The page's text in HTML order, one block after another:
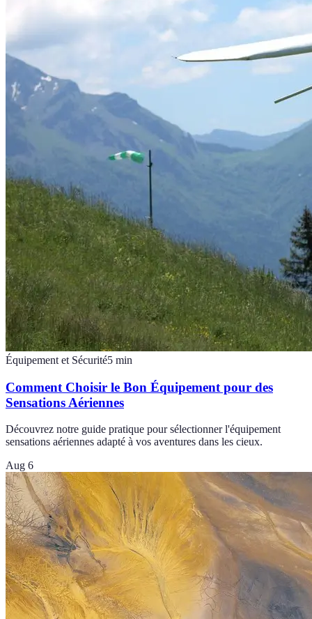
Équipement et Sécurité5 min
Comment Choisir le Bon Équipement pour des
Sensations Aériennes
Découvrez notre guide pratique pour sélectionner l'équipement
sensations aériennes adapté à vos aventures dans les cieux.
Aug 6